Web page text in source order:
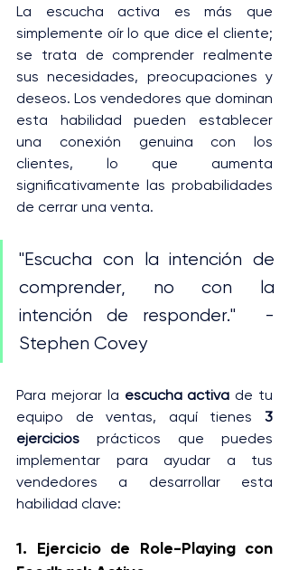
La escucha activa es más que
simplemente oír lo que dice el cliente;
se trata de comprender realmente
sus necesidades, preocupaciones y
deseos. Los vendedores que dominan
esta habilidad pueden establecer
una conexión genuina con los
clientes, lo que aumenta
significativamente las probabilidades
de cerrar una venta.
"Escucha con la intención de
comprender, no con la
intención de responder."  -
Stephen Covey
Para mejorar la escucha activa de tu
equipo de ventas, aquí tienes 3
ejercicios prácticos que puedes
implementar para ayudar a tus
vendedores a desarrollar esta
habilidad clave:
1. Ejercicio de Role-Playing con